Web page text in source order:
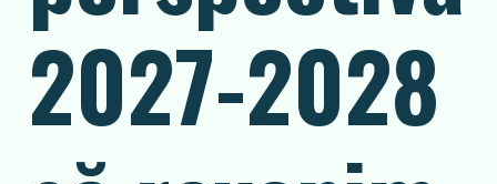
2027-2028